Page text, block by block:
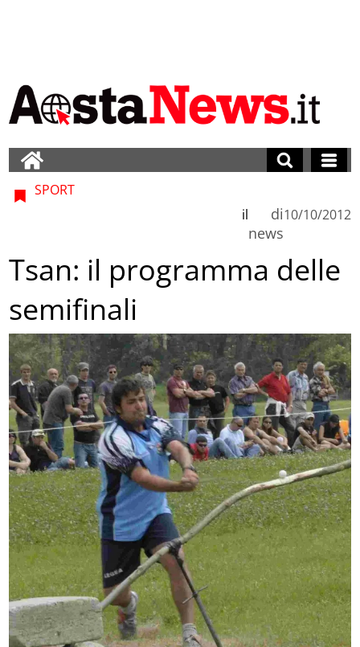
SPORT
di
news
il 10/10/2012
Tsan: il programma delle
semifinali